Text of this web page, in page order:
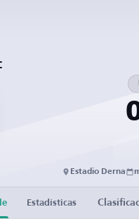
Estadio Derna
Estadísticas